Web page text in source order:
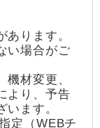
ります。
い場合がご
材変更、
より、予告
ます。
定（WEBチ